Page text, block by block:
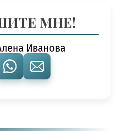
МНЕ!
Иванова